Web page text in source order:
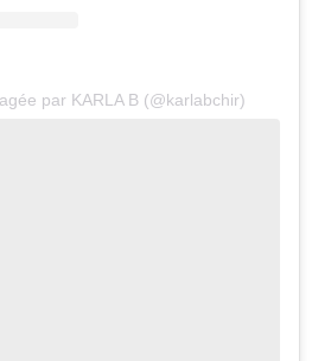
par KARLA B (@karlabchir)